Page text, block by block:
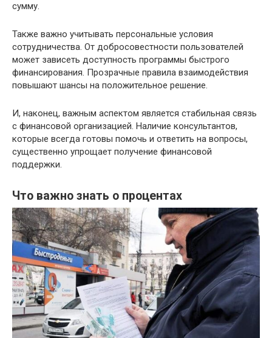
сумму.
Также важно учитывать персональные условия
сотрудничества. От добросовестности пользователей
может зависеть доступность программы быстрого
финансирования. Прозрачные правила взаимодействия
повышают шансы на положительное решение.
И, наконец, важным аспектом является стабильная связь
с финансовой организацией. Наличие консультантов,
которые всегда готовы помочь и ответить на вопросы,
существенно упрощает получение финансовой
поддержки.
Что важно знать о процентах